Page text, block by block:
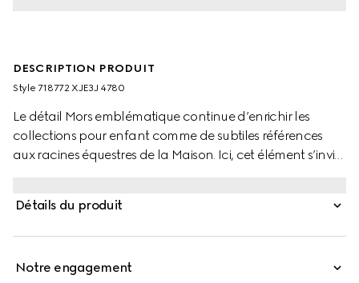
DESCRIPTION PRODUIT
Style ‎718772 XJE3J 4780
Le détail Mors emblématique continue d’enrichir les
collections pour enfant comme de subtiles références
aux racines équestres de la Maison. Ici, cet élément s’invite
contrastantes viennent compléter la silhouette.
Détails du produit
Notre engagement